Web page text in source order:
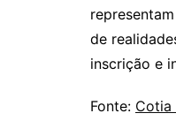
de
inscrição e
Fonte: Cotia